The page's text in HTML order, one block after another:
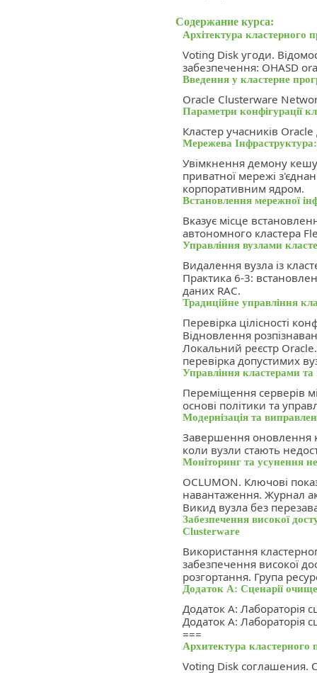
Содержание курса:
Архітектура кластерного
Voting Disk угоди.
забезпечення: OHASD
Введення у кластерне
Oracle Clusterware
Параметри конфігурації
Кластер учасників
Мережева
Увімкнення демону
приватної мережі
корпоративним ядром.
Встановлення мережної
Вказує місце
автономного кластера
Управління вузлами
Видалення вузла із
Практика 6-3:
даних RAC.
Традиційне управління
Перевірка цілісності
Відновлення
Локальний реєстр
перевірка допустимих
Управління кластерами та
Переміщення серверів
основі політики та
Модернізація та
Завершення оновлення
коли вузли стають
Моніторинг та усунення
OCLUMON. Ключові
навантаження. Журнал
Викид вузла без
Забезпечення високої
Clusterware
Використання
забезпечення високої
розгортання. Група
Додаток А: Сценарії
Додаток А: Лабораторія
Додаток А: Лабораторія
===
Архитектура кластерного
Voting Disk соглашения.